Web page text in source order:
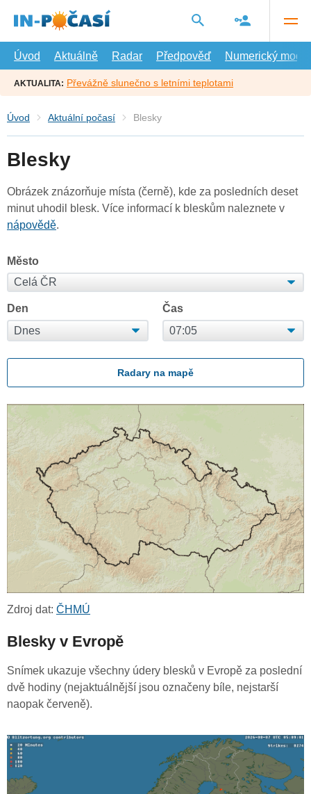
hlavní
Úvod
Aktuálně Radar Předpověď Numerický model
AKTUALITA: Převážně slunečno s letními teplotami
Úvod Aktuální počasí Blesky
Blesky
Obrázek znázorňuje místa (černě), kde za posledních deset
minut uhodil blesk. Více informací k bleskům naleznete v
nápovědě.
Město
Den Čas
Radary na mapě
Zdroj dat: ČHMÚ
Blesky v Evropě
Snímek ukazuje všechny údery blesků v Evropě za poslední
dvě hodiny (nejaktuálnější jsou označeny bíle, nejstarší
naopak červeně).